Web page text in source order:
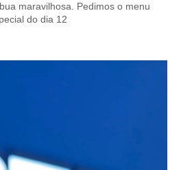
maravilhosa. Pedimos o menu
do dia 12